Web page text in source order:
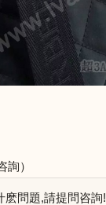
詢）
麽問題,請提問咨詢!